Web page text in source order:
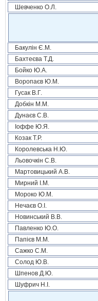
Шевченко О.Л.
Бакулін Є.М.
Бахтеєва Т.Д.
Бойко Ю.А.
Воропаєв Ю.М.
Гусак В.Г.
Добкін М.М.
Дунаєв С.В.
Іоффе Ю.Я.
Козак Т.Р.
Королевська Н.Ю.
Льовочкін С.В.
Мартовицький А.В.
Мирний І.М.
Мороко Ю.М.
Нечаєв О.І.
Новинський В.В.
Павленко Ю.О.
Папієв М.М.
Сажко С.М.
Солод Ю.В.
Шпенов Д.Ю.
Шуфрич Н.І.